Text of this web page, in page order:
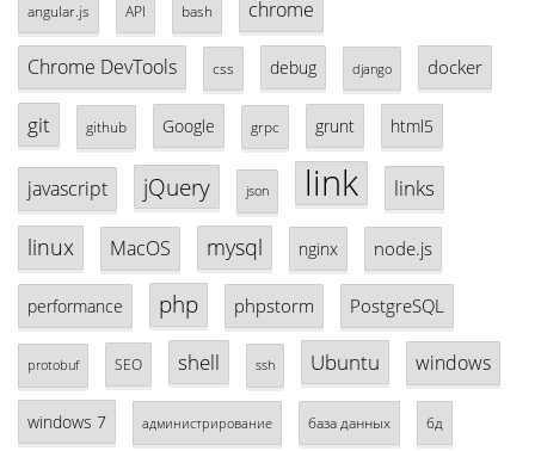
angular.js API bash chrome
Chrome DevTools css debug django docker
git github Google grpc grunt html5
javascript jQuery json link links
linux MacOS mysql nginx node.js
performance php phpstorm PostgreSQL
protobuf SEO shell ssh Ubuntu windows
windows 7 администрирование база данных бд